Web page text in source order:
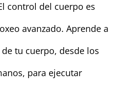
control del cuerpo es
avanzado. Aprende a
tu cuerpo, desde los
para ejecutar